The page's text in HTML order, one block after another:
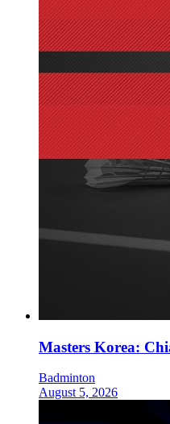
Masters Korea:
Badminton
August 5, 2026